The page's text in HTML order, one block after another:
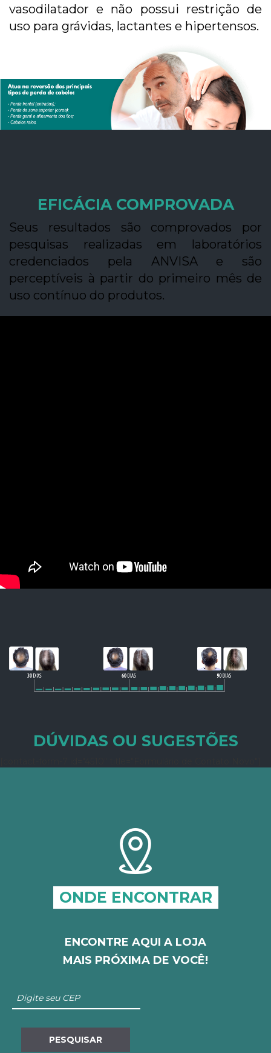
vasodilatador e não possui restrição de
uso para grávidas, lactantes e hipertensos.
EFICÁCIA COMPROVADA
Seus resultados são comprovados por
pesquisas realizadas em laboratórios
credenciados pela ANVISA e são
perceptíveis à partir do primeiro mês de
uso contínuo do produtos.
DÚVIDAS OU SUGESTÕES
ONDE ENCONTRAR
ENCONTRE AQUI A LOJA
MAIS PRÓXIMA DE VOCÊ!
PESQUISAR